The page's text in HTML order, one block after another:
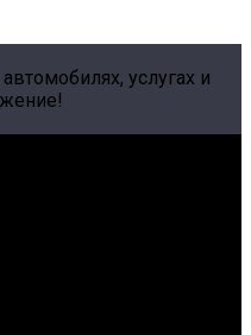
услугах и